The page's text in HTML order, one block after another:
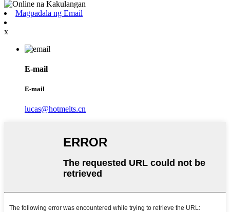
Magpadala ng Email
x
E-mail
E-mail
lucas@hotmelts.cn